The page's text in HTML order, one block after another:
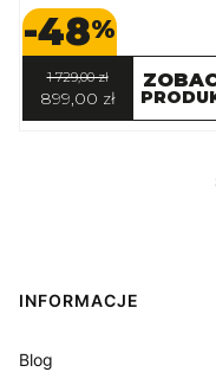
-48%
1 729,00 zł
899,00 zł
Linki w stopce
INFORMACJE
Blog